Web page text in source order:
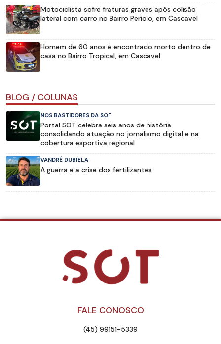
Motociclista sofre fraturas graves após colisão
lateral com carro no Bairro Periolo, em Cascavel
Homem de 60 anos é encontrado morto dentro de
casa no Bairro Tropical, em Cascavel
BLOG / COLUNAS
NOS BASTIDORES DA SOT
Portal SOT celebra seis anos de história
consolidando atuação no jornalismo digital e na
cobertura esportiva regional
VANDRÉ DUBIELA
A guerra e a crise dos fertilizantes
FALE CONOSCO
(45) 99151-5339